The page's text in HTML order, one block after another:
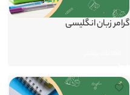
گرامر زبان انگلیسی